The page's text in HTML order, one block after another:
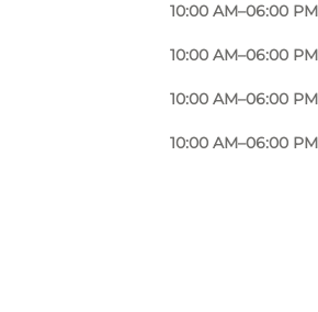
10:00 AM–06:00 PM
10:00 AM–06:00 PM
10:00 AM–06:00 PM
10:00 AM–06:00 PM